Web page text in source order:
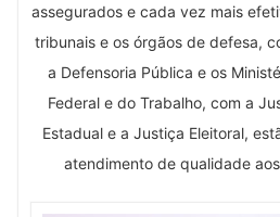
assegurados e cada vez mais
tribunais e os órgãos de defesa,
a Defensoria Pública e os
Federal e do Trabalho, com a
Estadual e a Justiça Eleitoral,
atendimento de qualidade